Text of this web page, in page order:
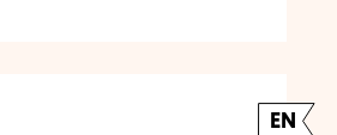
EN